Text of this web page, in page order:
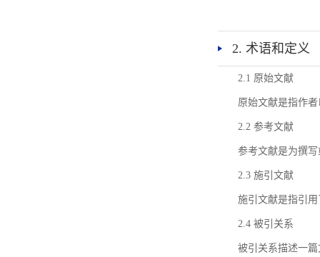
2. 术语和定义
2.1 原始文献
原始文献是指作
2.2 参考文献
参考文献是为撰
2.3 施引文献
施引文献是指引
2.4 被引关系
被引关系描述一